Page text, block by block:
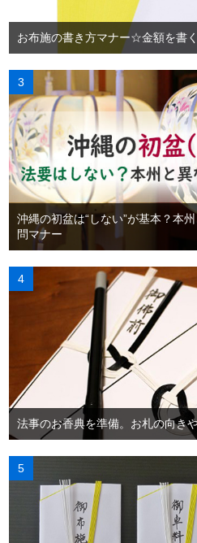
お布施の書き方マナー☆金額を書
沖縄の初盆は“しない”が基本？本
問マナー
法事のお香典を準備。お札の向き